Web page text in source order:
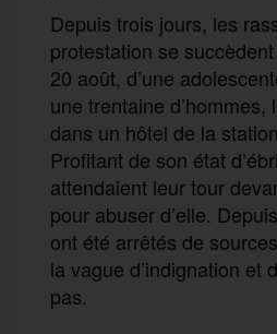
Depuis trois jours, les
protestation se
20 août, d’une
une trentaine d’hommes,
dans un hôtel de la
Profitant de son état
attendaient leur tour
pour abuser d’elle.
ont été arrêtés de
la vague d’indignation et
pas.